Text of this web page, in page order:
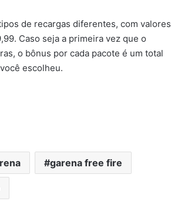
de recargas diferentes, com valores
Caso seja a primeira vez que o
o bônus por cada pacote é um total
escolheu.
garena free fire